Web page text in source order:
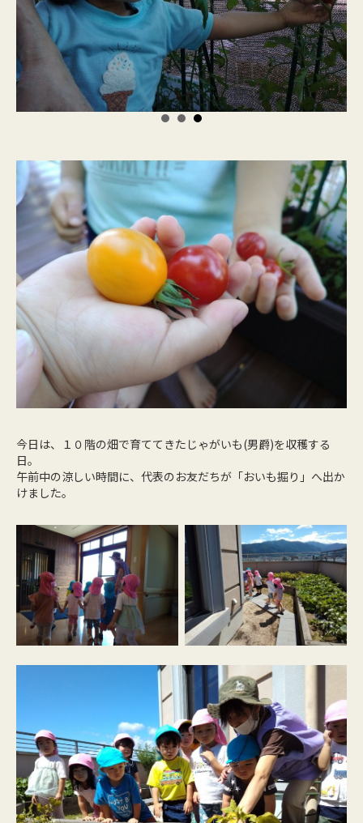
今日は、１０階の畑で育ててきたじゃがいも(男爵)を収穫する
日。
午前中の涼しい時間に、代表のお友だちが「おいも掘り」へ出か
けました。